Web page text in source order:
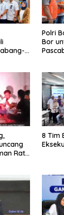
Polri
Bor
Ratu
8 Tim